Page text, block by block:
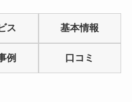
ス 基本情報
例 口コミ